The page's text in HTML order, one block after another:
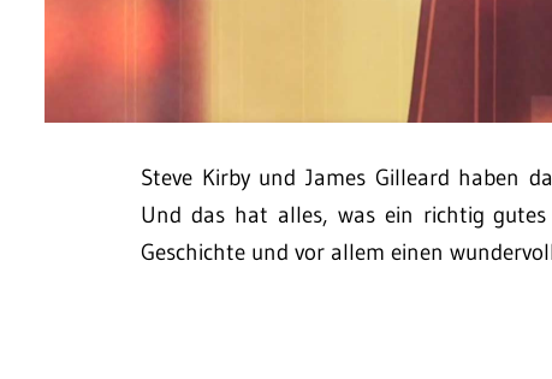
Steve Kirby und James Gilleard haben
Und das hat alles, was ein richtig
Geschichte und vor allem einen